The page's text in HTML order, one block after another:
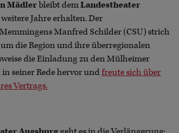
Mädlerbleibt demLandestheater
Jahre erhalten. Der
Manfred Schilder (CSU) strich
die Region und ihre überregionalen
die Einladung zu den Mülheimer
seiner Rede hervor undfreute sich über
Vertrags.